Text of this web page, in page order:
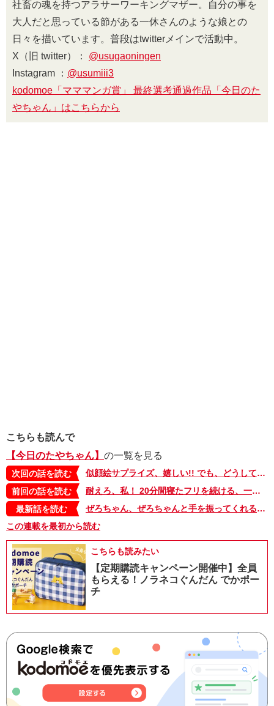
社畜の魂を持つアラサーワーキングマザー。自分の事を
大人だと思っている節がある一休さんのような娘との
日々を描いています。普段はtwitterメインで活動中。
X（旧 twitter）： @usugaoningen
Instagram ： @usumiii3
kodomoe「マママンガ賞」 最終選考通過作品「今日のた
やちゃん」はこちらから
こちらも読んで
【今日のたやちゃん】 の一覧を見る
次回の話を読む
似顔絵サプライズ、嬉しい!! でも、どうしてかーかの目だけ閉じてるの？ まさかのオチに愕然…【今日のたやちゃん・51】
前回の話を読む
耐えろ、私！ 20分間寝たフリを続ける、一筋縄ではいかない、娘の寝かしつけ【今日のたやちゃん・49】
最新話を読む
ぜろちゃん、ぜろちゃんと手を振ってくれる子どもたち。一生通い続けたい！ニコニコ保育園【今日のたやちゃん・限界ワンオペ社畜ママ編・8】
この連載を最初から読む
こちらも読みたい
【定期購読キャンペーン開催中】全員
もらえる！ノラネコぐんだん でかポー
チ